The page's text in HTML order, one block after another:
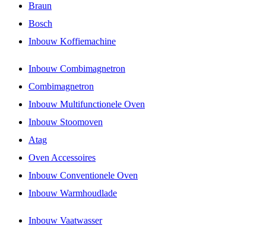
Braun
Bosch
Inbouw Koffiemachine
Inbouw Combimagnetron
Combimagnetron
Inbouw Multifunctionele Oven
Inbouw Stoomoven
Atag
Oven Accessoires
Inbouw Conventionele Oven
Inbouw Warmhoudlade
Inbouw Vaatwasser